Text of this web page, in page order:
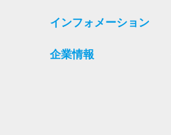
インフォメーション
企業情報